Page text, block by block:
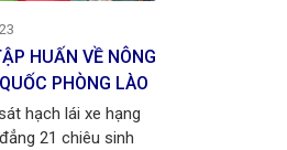
HUẤN VỀ NÔNG
PHÒNG LÀO
hạch lái xe hạng
21 chiêu sinh